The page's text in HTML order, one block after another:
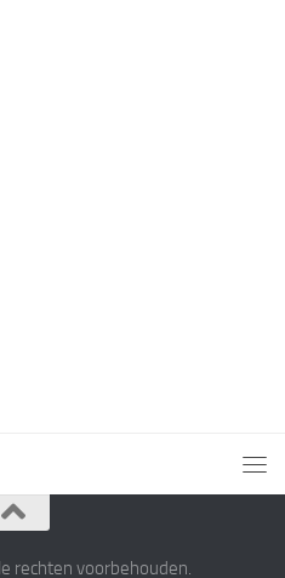
rechten voorbehouden.